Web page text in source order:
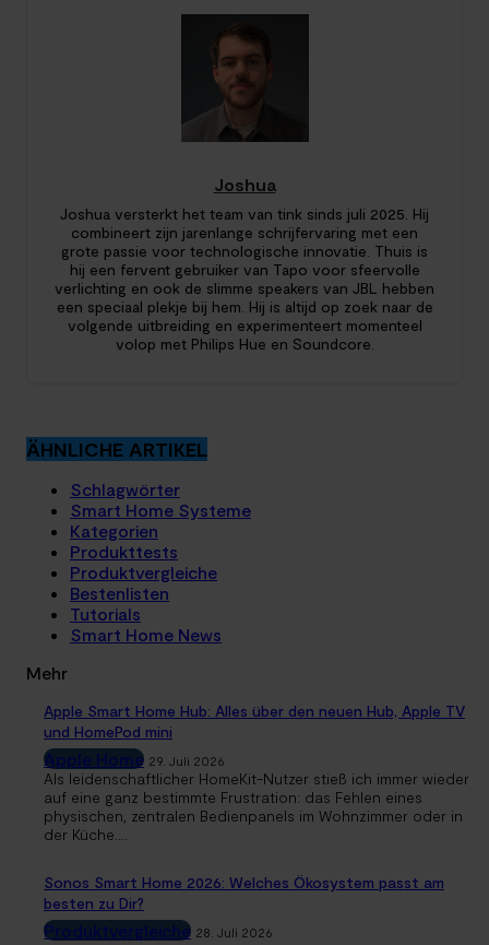
Joshua
Joshua versterkt het team van tink sinds juli 2025. Hij
combineert zijn jarenlange schrijfervaring met een
grote passie voor technologische innovatie. Thuis is
hij een fervent gebruiker van Tapo voor sfeervolle
verlichting en ook de slimme speakers van JBL hebben
een speciaal plekje bij hem. Hij is altijd op zoek naar de
volgende uitbreiding en experimenteert momenteel
volop met Philips Hue en Soundcore.
ÄHNLICHE ARTIKEL
Schlagwörter
Smart Home Systeme
Kategorien
Produkttests
Produktvergleiche
Bestenlisten
Tutorials
Smart Home News
Mehr
Apple Smart Home Hub: Alles über den neuen Hub, Apple TV
und HomePod mini
Apple Home 29. Juli 2026
Als leidenschaftlicher HomeKit-Nutzer stieß ich immer wieder
auf eine ganz bestimmte Frustration: das Fehlen eines
physischen, zentralen Bedienpanels im Wohnzimmer oder in
der Küche....
Sonos Smart Home 2026: Welches Ökosystem passt am
besten zu Dir?
Produktvergleiche 28. Juli 2026